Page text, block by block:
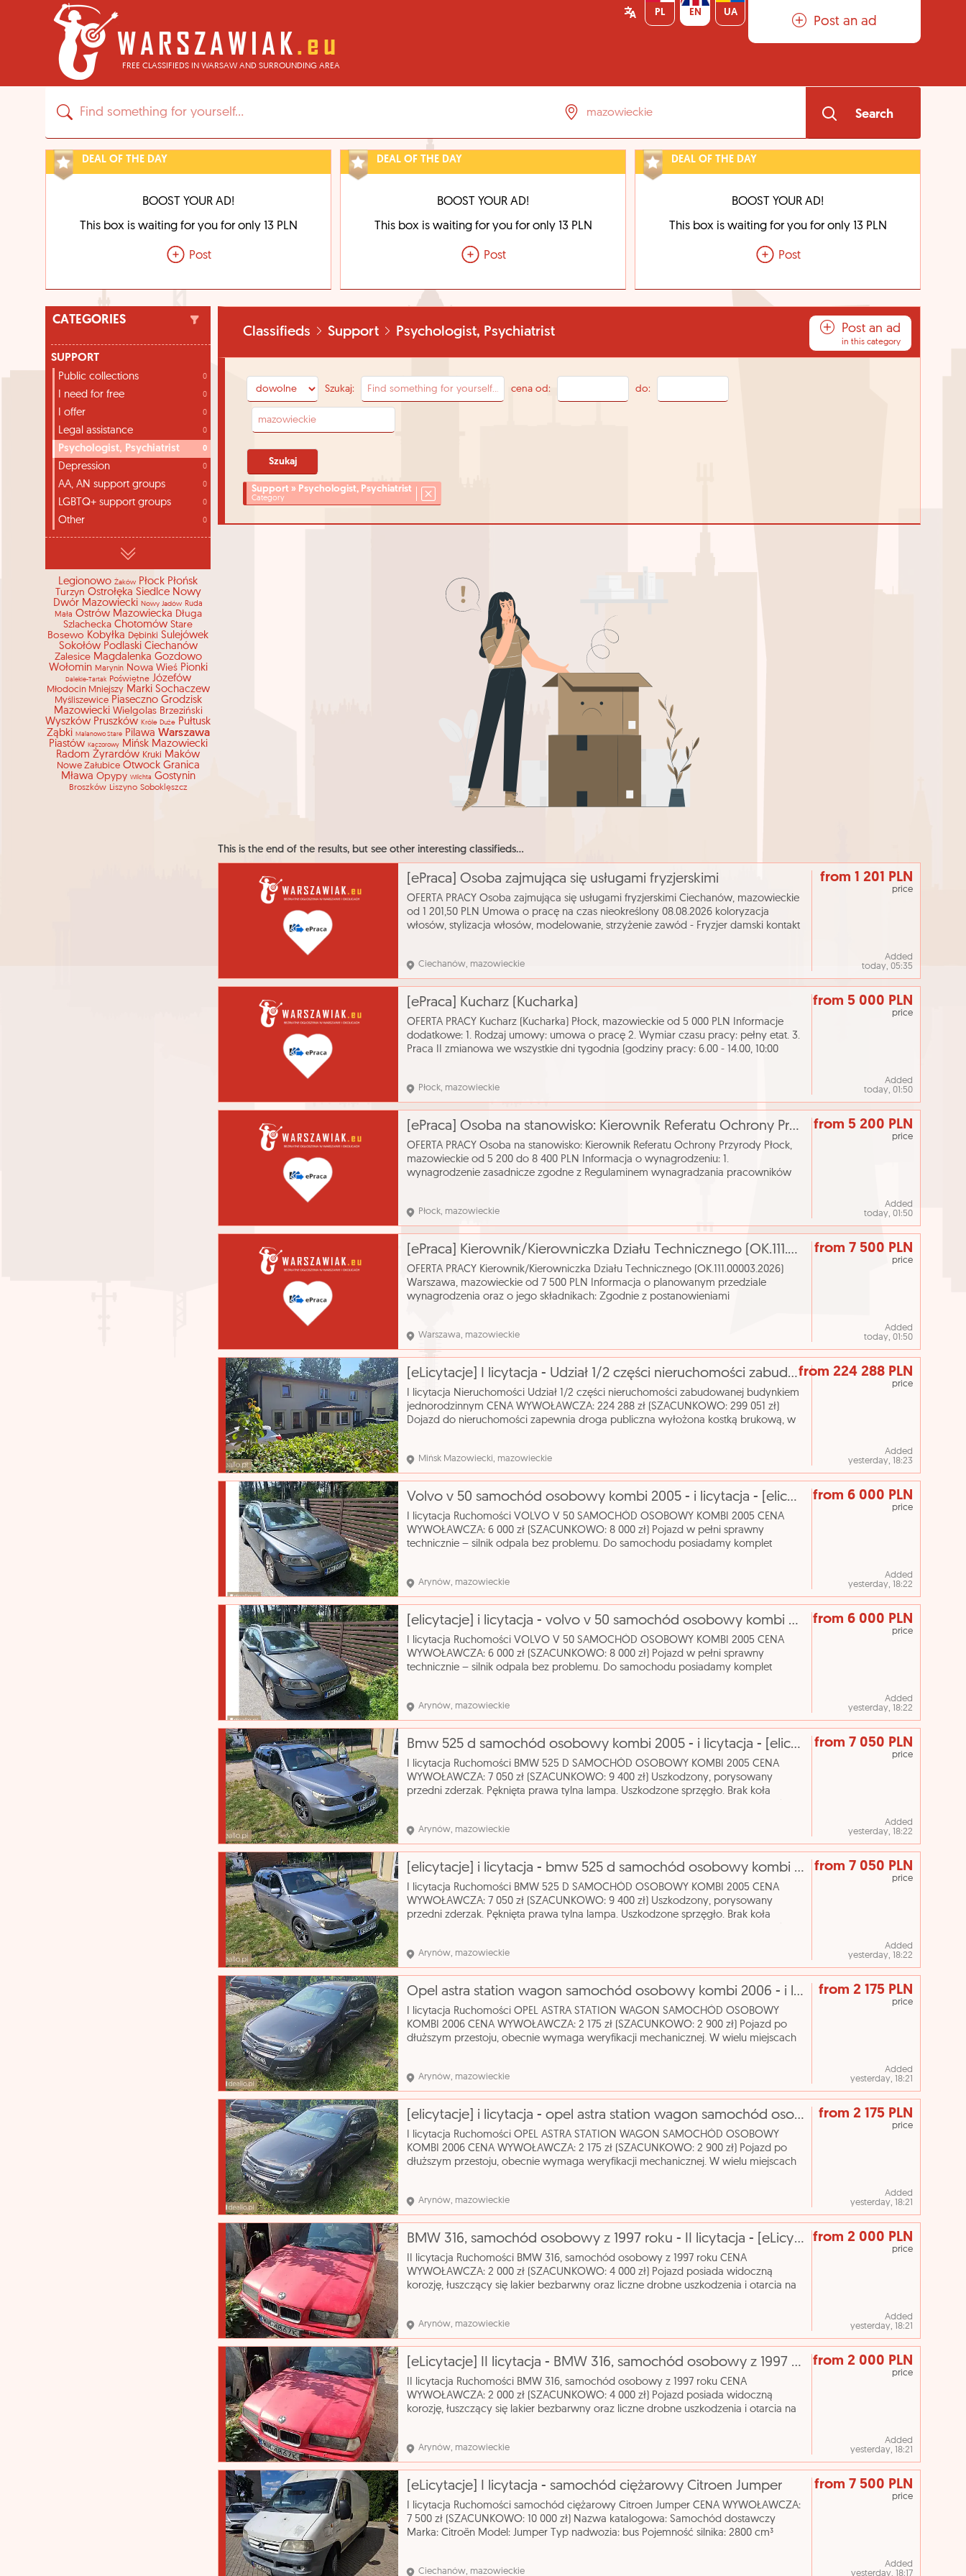
FREE CLASSIFIEDS IN WARSAW AND SURROUNDING AREA
Post an ad
PL EN UA
Search
DEAL OF THE DAY
BOOST YOUR AD!
This box is waiting for you for only 13 PLN
Post
DEAL OF THE DAY
BOOST YOUR AD!
This box is waiting for you for only 13 PLN
Post
DEAL OF THE DAY
BOOST YOUR AD!
This box is waiting for you for only 13 PLN
Post
CATEGORIES
SUPPORT
Public collections 0
I need for free 0
I offer 0
Legal assistance 0
Psychologist, Psychiatrist 0
Depression 0
AA, AN support groups 0
LGBTQ+ support groups 0
Other 0
Legionowo Żaków Płock Płońsk
Turzyn Ostrołęka Siedlce Nowy
Dwór Mazowiecki Nowy Jadów Ruda
Mała Ostrów Mazowiecka Długa
Szlachecka Chotomów Stare
Bosewo Kobyłka Dębinki Sulejówek
Sokołów Podlaski Ciechanów
Zalesice Magdalenka Gozdowo
Wołomin Marynin Nowa Wieś Pionki
Dalekie-Tartak Poświętne Józefów
Młodocin Mniejszy Marki Sochaczew
Myśliszewice Piaseczno Grodzisk
Mazowiecki Wielgolas Brzeziński
Wyszków Pruszków Króle Duże Pułtusk
Ząbki
Malanowo Stare Pilawa Warszawa
Piastów Kaczorowy
Mińsk Mazowiecki
Radom Żyrardów Kruki Maków
Nowe Załubice Otwock Granica
Mława Opypy Wilchta Gostynin
Broszków Liszyno Soboklęszcz
Classifieds Support Psychologist, Psychiatrist Post an ad
in this category
Szukaj: cena od: do:
Support » Psychologist, Psychiatrist
Category
This is the end of the results, but see other interesting classifieds...
[ePraca] Osoba zajmująca się usługami fryzjerskimi
OFERTA PRACY Osoba zajmująca się usługami fryzjerskimi Ciechanów, mazowieckie
od 1 201,50 PLN Umowa o pracę na czas nieokreślony 08.08.2026 koloryzacja
włosów, stylizacja włosów, modelowanie, strzyżenie zawód - Fryzjer damski kontakt
from 1 201 PLN
price
Added
today, 05:35
Ciechanów, mazowieckie
[ePraca] Kucharz (Kucharka)
OFERTA PRACY Kucharz (Kucharka) Płock, mazowieckie od 5 000 PLN Informacje
dodatkowe: 1. Rodzaj umowy: umowa o pracę 2. Wymiar czasu pracy: pełny etat. 3.
Praca II zmianowa we wszystkie dni tygodnia (godziny pracy: 6.00 - 14.00, 10:00
from 5 000 PLN
price
Added
today, 01:50
Płock, mazowieckie
[ePraca] Osoba na stanowisko: Kierownik Referatu Ochrony Przyrody
OFERTA PRACY Osoba na stanowisko: Kierownik Referatu Ochrony Przyrody Płock,
mazowieckie od 5 200 do 8 400 PLN Informacja o wynagrodzeniu: 1.
wynagrodzenie zasadnicze zgodne z Regulaminem wynagradzania pracowników
from 5 200 PLN
price
Added
today, 01:50
Płock, mazowieckie
[ePraca] Kierownik/Kierowniczka Działu Technicznego (OK.111.00003.2026)
OFERTA PRACY Kierownik/Kierowniczka Działu Technicznego (OK.111.00003.2026)
Warszawa, mazowieckie od 7 500 PLN Informacja o planowanym przedziale
wynagrodzenia oraz o jego składnikach: Zgodnie z postanowieniami
from 7 500 PLN
price
Added
today, 01:50
Warszawa, mazowieckie
[eLicytacje] I licytacja - Udział 1/2 części nieruchomości zabudowanej budynkiem jednorodzinnym
I licytacja Nieruchomości Udział 1/2 części nieruchomości zabudowanej budynkiem
jednorodzinnym CENA WYWOŁAWCZA: 224 288 zł (SZACUNKOWO: 299 051 zł)
Dojazd do nieruchomości zapewnia droga publiczna wyłożona kostką brukową, w
from 224 288 PLN
price
Added
yesterday, 18:23
Mińsk Mazowiecki, mazowieckie
Volvo v 50 samochód osobowy kombi 2005 - i licytacja - [elicytacje]
I licytacja Ruchomości VOLVO V 50 SAMOCHÓD OSOBOWY KOMBI 2005 CENA
WYWOŁAWCZA: 6 000 zł (SZACUNKOWO: 8 000 zł) Pojazd w pełni sprawny
technicznie – silnik odpala bez problemu. Do samochodu posiadamy komplet
from 6 000 PLN
price
Added
yesterday, 18:22
Arynów, mazowieckie
[elicytacje] i licytacja - volvo v 50 samochód osobowy kombi 2005
I licytacja Ruchomości VOLVO V 50 SAMOCHÓD OSOBOWY KOMBI 2005 CENA
WYWOŁAWCZA: 6 000 zł (SZACUNKOWO: 8 000 zł) Pojazd w pełni sprawny
technicznie – silnik odpala bez problemu. Do samochodu posiadamy komplet
from 6 000 PLN
price
Added
yesterday, 18:22
Arynów, mazowieckie
Bmw 525 d samochód osobowy kombi 2005 - i licytacja - [elicytacje]
I licytacja Ruchomości BMW 525 D SAMOCHÓD OSOBOWY KOMBI 2005 CENA
WYWOŁAWCZA: 7 050 zł (SZACUNKOWO: 9 400 zł) Uszkodzony, porysowany
przedni zderzak. Pęknięta prawa tylna lampa. Uszkodzone sprzęgło. Brak koła
from 7 050 PLN
price
Added
yesterday, 18:22
Arynów, mazowieckie
[elicytacje] i licytacja - bmw 525 d samochód osobowy kombi 2005
I licytacja Ruchomości BMW 525 D SAMOCHÓD OSOBOWY KOMBI 2005 CENA
WYWOŁAWCZA: 7 050 zł (SZACUNKOWO: 9 400 zł) Uszkodzony, porysowany
przedni zderzak. Pęknięta prawa tylna lampa. Uszkodzone sprzęgło. Brak koła
from 7 050 PLN
price
Added
yesterday, 18:22
Arynów, mazowieckie
Opel astra station wagon samochód osobowy kombi 2006 - i licytacja - [elicytacje]
I licytacja Ruchomości OPEL ASTRA STATION WAGON SAMOCHÓD OSOBOWY
KOMBI 2006 CENA WYWOŁAWCZA: 2 175 zł (SZACUNKOWO: 2 900 zł) Pojazd po
dłuższym przestoju, obecnie wymaga weryfikacji mechanicznej. W wielu miejscach
from 2 175 PLN
price
Added
yesterday, 18:21
Arynów, mazowieckie
[elicytacje] i licytacja - opel astra station wagon samochód osobowy kombi 2006
I licytacja Ruchomości OPEL ASTRA STATION WAGON SAMOCHÓD OSOBOWY
KOMBI 2006 CENA WYWOŁAWCZA: 2 175 zł (SZACUNKOWO: 2 900 zł) Pojazd po
dłuższym przestoju, obecnie wymaga weryfikacji mechanicznej. W wielu miejscach
from 2 175 PLN
price
Added
yesterday, 18:21
Arynów, mazowieckie
BMW 316, samochód osobowy z 1997 roku - II licytacja - [eLicytacje]
II licytacja Ruchomości BMW 316, samochód osobowy z 1997 roku CENA
WYWOŁAWCZA: 2 000 zł (SZACUNKOWO: 4 000 zł) Pojazd posiada widoczną
korozję, łuszczący się lakier bezbarwny oraz liczne drobne uszkodzenia i otarcia na
from 2 000 PLN
price
Added
yesterday, 18:21
Arynów, mazowieckie
[eLicytacje] II licytacja - BMW 316, samochód osobowy z 1997 roku
II licytacja Ruchomości BMW 316, samochód osobowy z 1997 roku CENA
WYWOŁAWCZA: 2 000 zł (SZACUNKOWO: 4 000 zł) Pojazd posiada widoczną
korozję, łuszczący się lakier bezbarwny oraz liczne drobne uszkodzenia i otarcia na
from 2 000 PLN
price
Added
yesterday, 18:21
Arynów, mazowieckie
[eLicytacje] I licytacja - samochód ciężarowy Citroen Jumper
I licytacja Ruchomości samochód ciężarowy Citroen Jumper CENA WYWOŁAWCZA:
7 500 zł (SZACUNKOWO: 10 000 zł) Nazwa katalogowa: Samochód dostawczy
Marka: Citroën Model: Jumper Typ nadwozia: bus Pojemność silnika: 2800 cm³
from 7 500 PLN
price
Added
yesterday, 18:17
Ciechanów, mazowieckie